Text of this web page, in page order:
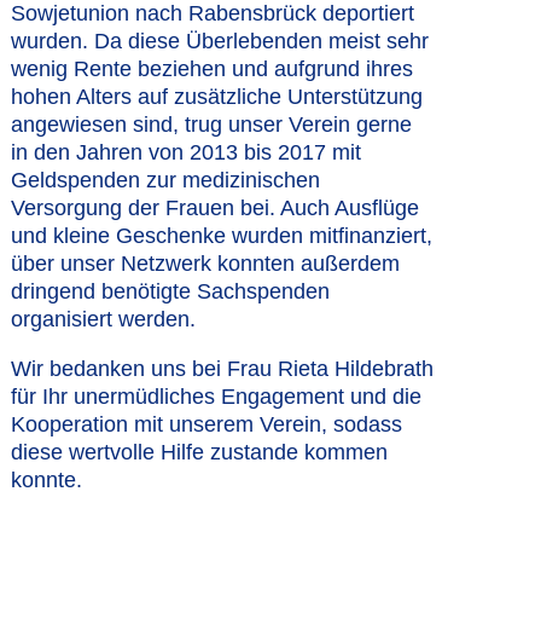
Sowjetunion nach Rabensbrück deportiert
wurden. Da diese Überlebenden meist sehr
wenig Rente beziehen und aufgrund ihres
hohen Alters auf zusätzliche Unterstützung
angewiesen sind, trug unser Verein gerne
in den Jahren von 2013 bis 2017 mit
Geldspenden zur medizinischen
Versorgung der Frauen bei. Auch Ausflüge
und kleine Geschenke wurden mitfinanziert,
über unser Netzwerk konnten außerdem
dringend benötigte Sachspenden
organisiert werden.
Wir bedanken uns bei Frau Rieta Hildebrath
für Ihr unermüdliches Engagement und die
Kooperation mit unserem Verein, sodass
diese wertvolle Hilfe zustande kommen
konnte.